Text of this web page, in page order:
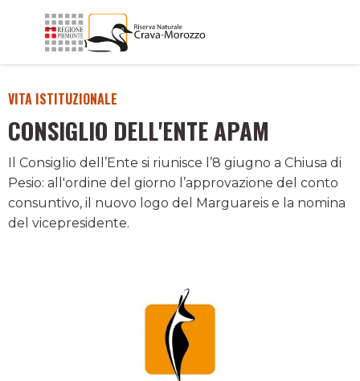
VITA ISTITUZIONALE
CONSIGLIO DELL'ENTE APAM
Il Consiglio dell’Ente si riunisce l’8 giugno a Chiusa di
Pesio: all'ordine del giorno l’approvazione del conto
consuntivo, il nuovo logo del Marguareis e la nomina
del vicepresidente.